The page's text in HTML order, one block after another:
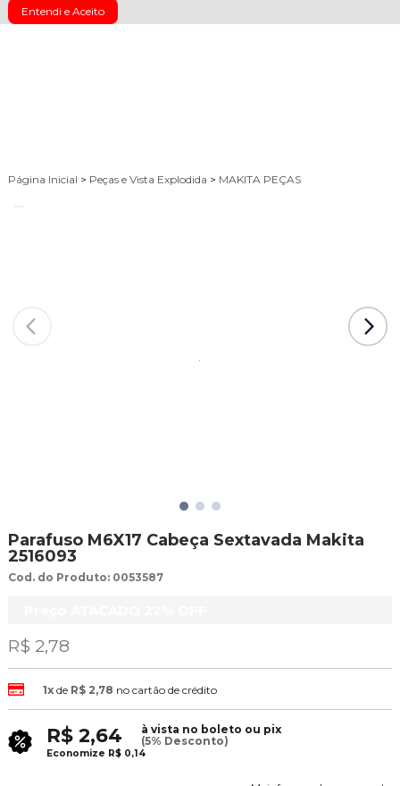
Entendi e Aceito
Página Inicial > Peças e Vista Explodida > MAKITA PEÇAS
Parafuso M6X17 Cabeça Sextavada Makita
2516093
Cod. do Produto: 0053587
R$ 2,78
1xde R$ 2,78 no cartão de crédito
R$ 2,64
à vista no boleto ou pix
(5% Desconto)
Economize R$ 0,14